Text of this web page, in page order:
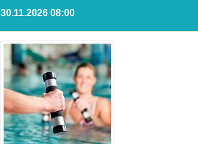
30.11.2026 08:00